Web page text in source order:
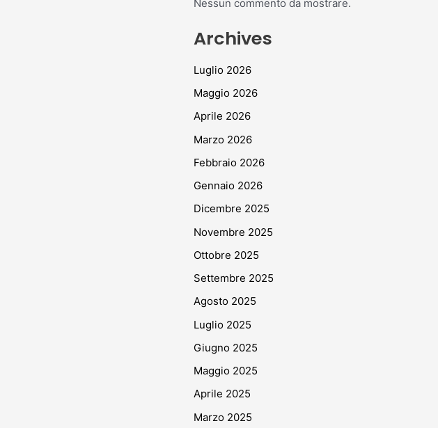
Nessun commento da mostrare.
Archives
Luglio 2026
Maggio 2026
Aprile 2026
Marzo 2026
Febbraio 2026
Gennaio 2026
Dicembre 2025
Novembre 2025
Ottobre 2025
Settembre 2025
Agosto 2025
Luglio 2025
Giugno 2025
Maggio 2025
Aprile 2025
Marzo 2025